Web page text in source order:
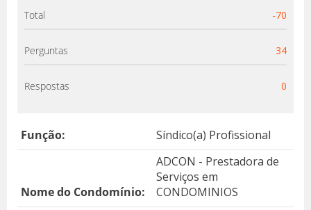
Total -70
Perguntas 34
Respostas 0
Função: Síndico(a) Profissional
Nome do Condomínio:
ADCON - Prestadora de
Serviços em
CONDOMINIOS